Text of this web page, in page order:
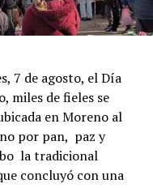
7 de agosto, el Día
miles de fieles se
en Moreno al
por pan, paz y
la tradicional
concluyó con una